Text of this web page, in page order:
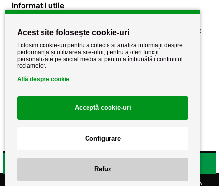
Informatii utile
Despre noi
Stiri si noutati
Politica de cookie
Politica de confidențialitate
Politica de retur
Termeni si conditii
Acest site folosește cookie-uri
Folosim cookie-uri pentru a colecta si analiza informații despre
performanța și utilizarea site-ului, pentru a oferi funcții
personalizate pe social media și pentru a îmbunătăți conținutul
reclamelor.
Află despre cookie
Acceptă cookie-uri
Configurare
Refuz